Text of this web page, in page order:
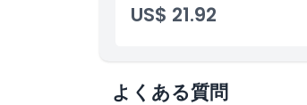
引換方法
US$ 21.92
よくある質問